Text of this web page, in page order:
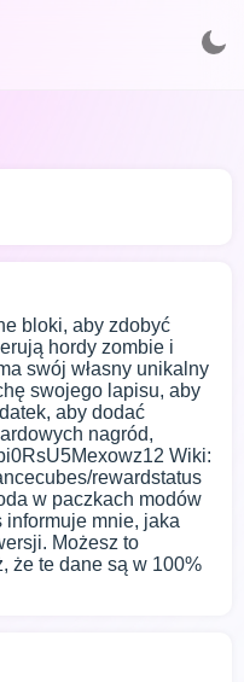
bloki, aby zdobyć
hordy zombie i
swój własny unikalny
swojego lapisu, aby
aby dodać
nagród,
Wiki:
rewardstatus
w paczkach modów
informuje mnie, jaka
Możesz to
że te dane są w 100%